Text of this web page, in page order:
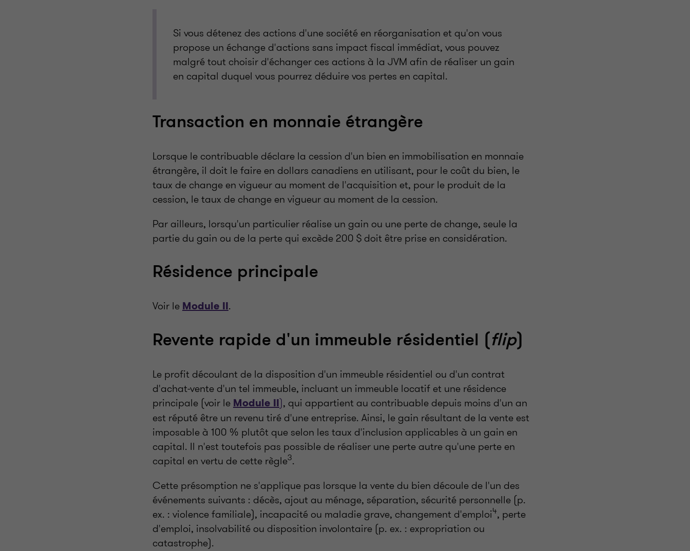
Si vous détenez des actions d'une société en réorganisation et qu'on vous
propose un échange d'actions sans impact fiscal immédiat, vous pouvez
malgré tout choisir d'échanger ces actions à la JVM afin de réaliser un gain
en capital duquel vous pourrez déduire vos pertes en capital.
Transaction en monnaie étrangère
Lorsque le contribuable déclare la cession d'un bien en immobilisation en monnaie
étrangère, il doit le faire en dollars canadiens en utilisant, pour le coût du bien, le
taux de change en vigueur au moment de l'acquisition et, pour le produit de la
cession, le taux de change en vigueur au moment de la cession.
Par ailleurs, lorsqu'un particulier réalise un gain ou une perte de change, seule la
partie du gain ou de la perte qui excède 200 $ doit être prise en considération.
Résidence principale
Voir le Module II.
Revente rapide d'un immeuble résidentiel (flip)
Le profit découlant de la disposition d'un immeuble résidentiel ou d'un contrat
d'achat-vente d'un tel immeuble, incluant un immeuble locatif et une résidence
principale (voir le Module II), qui appartient au contribuable depuis moins d'un an
est réputé être un revenu tiré d'une entreprise. Ainsi, le gain résultant de la vente est
imposable à 100 % plutôt que selon les taux d'inclusion applicables à un gain en
capital. Il n'est toutefois pas possible de réaliser une perte autre qu'une perte en
capital en vertu de cette règle3.
Cette présomption ne s'applique pas lorsque la vente du bien découle de l'un des
événements suivants : décès, ajout au ménage, séparation, sécurité personnelle (p.
ex. : violence familiale), incapacité ou maladie grave, changement d'emploi4, perte
d'emploi, insolvabilité ou disposition involontaire (p. ex. : expropriation ou
catastrophe).